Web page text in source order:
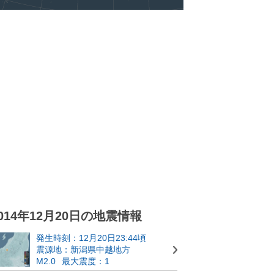
年12月20日の地震情報
発生時刻：12月20日23:44頃
震源地：新潟県中越地方
M2.0
最大震度：1